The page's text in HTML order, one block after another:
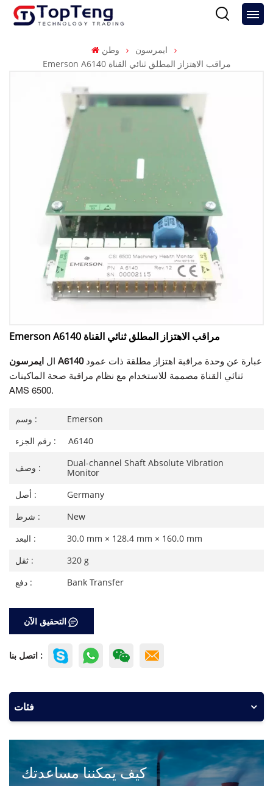
وطن
ايمرسون
Emerson A6140 مراقب الاهتزاز المطلق ثنائي القناة
Emerson A6140 مراقب الاهتزاز المطلق ثنائي القناة
ال ايمرسون A6140عبارة عن وحدة مراقبة اهتزاز مطلقة ذات عمود
ثنائي القناة مصممة للاستخدام مع نظام مراقبة صحة الماكينات
AMS 6500.
وسم :
Emerson
رقم الجزء :
A6140
وصف :
Dual-channel Shaft Absolute Vibration
Monitor
أصل :
Germany
شرط :
New
البعد :
30.0 mm × 128.4 mm × 160.0 mm
ثقل :
320 g
دفع :
Bank Transfer
التحقيق الآن
اتصل بنا :
فئات
كيف يمكننا مساعدتك